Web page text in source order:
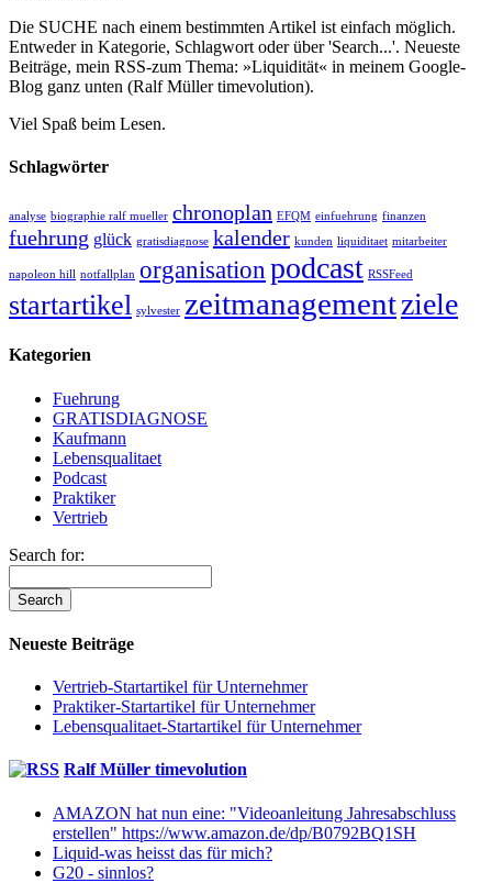
Die SUCHE nach einem bestimmten Artikel ist einfach möglich.
Entweder in Kategorie, Schlagwort oder über 'Search...'. Neueste
Beiträge, mein RSS-zum Thema: »Liquidität« in meinem Google-
Blog ganz unten (Ralf Müller timevolution).
Viel Spaß beim Lesen.
Schlagwörter
analyse biographie ralf mueller chronoplan EFQM einfuehrung finanzen
fuehrung glück gratisdiagnose kalender kunden liquiditaet mitarbeiter
napoleon hill notfallplan organisation podcast RSSFeed
startartikel sylvester zeitmanagementziele
Kategorien
Fuehrung
GRATISDIAGNOSE
Kaufmann
Lebensqualitaet
Podcast
Praktiker
Vertrieb
Search for:
Neueste Beiträge
Vertrieb-Startartikel für Unternehmer
Praktiker-Startartikel für Unternehmer
Lebensqualitaet-Startartikel für Unternehmer
Ralf Müller timevolution
AMAZON hat nun eine: "Videoanleitung Jahresabschluss
erstellen" https://www.amazon.de/dp/B0792BQ1SH
Liquid-was heisst das für mich?
G20 - sinnlos?